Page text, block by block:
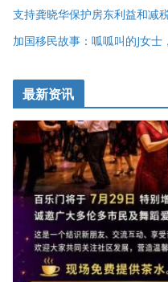
支持龚晓华保护房东利益和减
加国移民故事：呱呱叫的J女士
最新资讯